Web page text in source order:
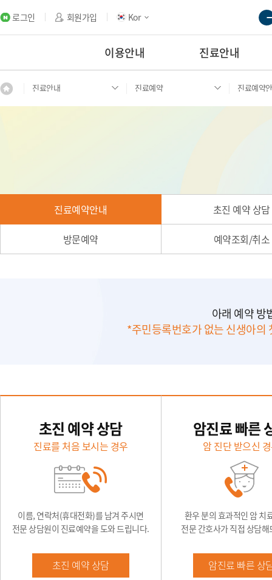
로그인 회원가입 Kor
이용안내 진료안내
진료안내 진료예약 진료예약
진료예약안내 초진 예약 상담
방문예약 예약조회/취소
아래 예약 방
*주민등록번호가 없는 신생아의
초진 예약 상담
진료를 처음 보시는 경우
이름, 연락처(휴대전화)를 남겨 주시면
전문 상담원이 진료예약을 도와 드립니다.
초진 예약 상담
암진료 빠른
암 진단 받으신
환우 분의 효과적인 암 치
전문 간호사가 직접 상담
암진료 빠른 상